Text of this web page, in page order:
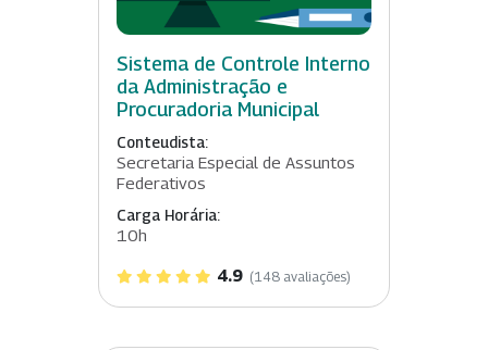
Sistema de Controle Interno
da Administração e
Procuradoria Municipal
Conteudista:
Secretaria Especial de Assuntos
Federativos
Carga Horária:
10h
4.9 (148 avaliações)